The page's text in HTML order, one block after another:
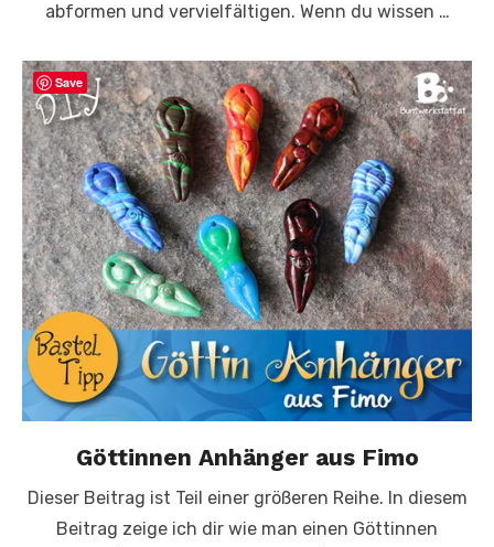
abformen und vervielfältigen. Wenn du wissen …
Göttinnen Anhänger aus Fimo
Dieser Beitrag ist Teil einer größeren Reihe. In diesem
Beitrag zeige ich dir wie man einen Göttinnen
Save